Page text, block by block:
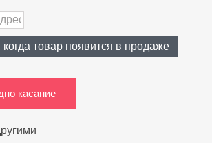
товар появится в продаже
касание